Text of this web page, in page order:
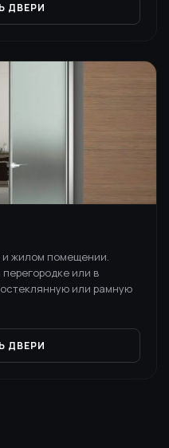
ДВЕРИ
и жилом помещении.
или в
или рамную
ДВЕРИ